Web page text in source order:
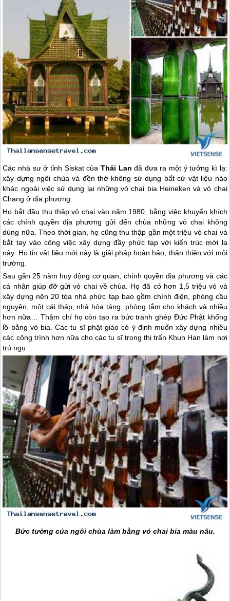
Các nhà sư ở tỉnh Siskat của Thái Lan đã đưa ra một ý tưởng kì lạ:
xây dựng ngôi chùa và đền thờ không sử dụng bất cứ vật liệu nào
khác ngoài việc sử dụng lại những vỏ chai bia Heineken và vỏ chai
Chang ở địa phương.
Họ bắt đầu thu thập vỏ chai vào năm 1980, bằng việc khuyến khích
các chính quyền địa phương gửi đến chùa những vỏ chai không
dùng nữa. Theo thời gian, họ cũng thu thập gần một triệu vỏ chai và
bắt tay vào công việc xây dựng đầy phức tạp với kiến trúc mới lạ
này. Họ tin vật liệu mới này là giải pháp hoàn hảo, thân thiện với môi
trường.
Sau gần 25 năm huy động cơ quan, chính quyền địa phương và các
cá nhân giúp đỡ gửi vỏ chai về chùa. Họ đã có hơn 1,5 triệu vỏ và
xây dựng nên 20 tòa nhà phức tạp bao gồm chính điện, phòng cầu
nguyện, một cái tháp, nhà hỏa táng, phòng tắm cho khách và nhiều
hơn nữa… Thậm chí họ còn tạo ra bức tranh ghép Đức Phật khổng
lồ bằng vỏ bia. Các tu sĩ phật giáo có ý định muốn xây dựng nhiều
các công trình hơn nữa cho các tu sĩ trong thị trấn Khun Han làm nơi
trú ngụ.
Bức tường của ngôi chùa làm bằng vỏ chai bia màu nâu.